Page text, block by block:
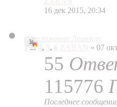
16 дек 2015, 20:34
предложение Леониду
... , , » 07
55
115776
Последнее